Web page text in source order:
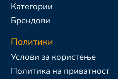
Категории
Брендови
Политики
Услови за користење
Политика на приватност